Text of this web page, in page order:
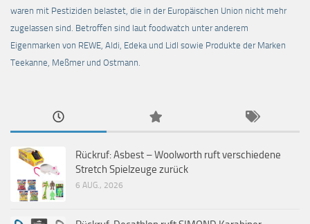
waren mit Pestiziden belastet, die in der Europäischen Union nicht mehr
zugelassen sind. Betroffen sind laut foodwatch unter anderem
Eigenmarken von REWE, Aldi, Edeka und Lidl sowie Produkte der Marken
Teekanne, Meßmer und Ostmann.
Rückruf: Asbest – Woolworth ruft verschiedene
Stretch Spielzeuge zurück
6 AUG., 2026